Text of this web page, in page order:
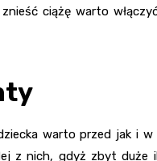
ciążę warto
warto przed jak i
z nich, gdyż zbyt